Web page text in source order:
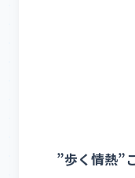
”歩く情熱”